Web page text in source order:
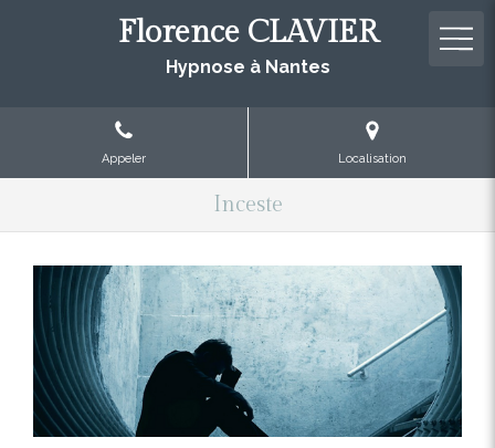
Florence CLAVIER
Hypnose à Nantes
Appeler Localisation
Inceste